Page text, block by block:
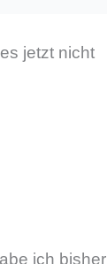
jetzt nicht
ich bisher